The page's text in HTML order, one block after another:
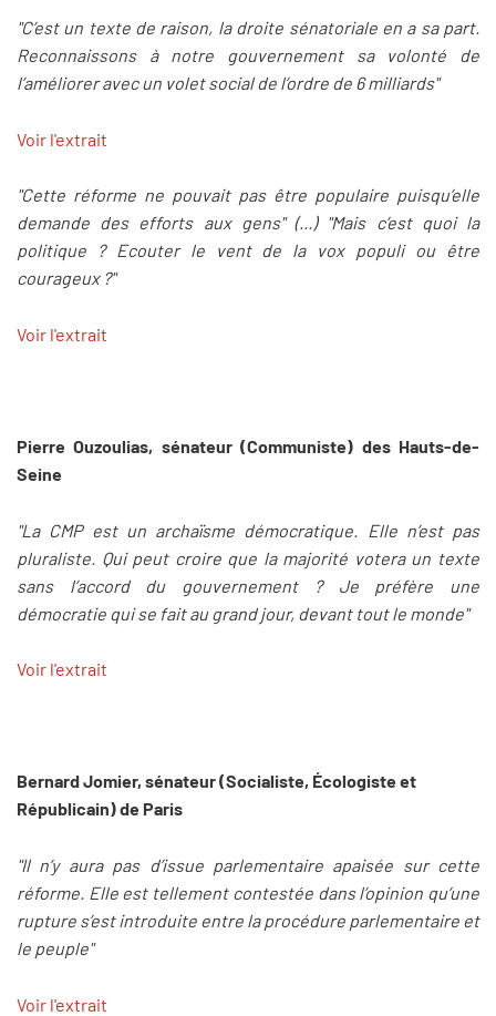
"C’est un texte de raison, la droite sénatoriale en a sa part.
Reconnaissons à notre gouvernement sa volonté de
l’améliorer avec un volet social de l’ordre de 6 milliards"
Voir l'extrait
"Cette réforme ne pouvait pas être populaire puisqu’elle
demande des efforts aux gens" (...) "Mais c’est quoi la
politique ? Ecouter le vent de la vox populi ou être
courageux ?"
Voir l'extrait
Pierre Ouzoulias, sénateur (Communiste) des Hauts-de-
Seine
"La CMP est un archaïsme démocratique. Elle n’est pas
pluraliste. Qui peut croire que la majorité votera un texte
sans l’accord du gouvernement ? Je préfère une
démocratie qui se fait au grand jour, devant tout le monde"
Voir l'extrait
Bernard Jomier, sénateur (Socialiste, Écologiste et
Républicain) de Paris
"Il n’y aura pas d’issue parlementaire apaisée sur cette
réforme. Elle est tellement contestée dans l’opinion qu’une
rupture s’est introduite entre la procédure parlementaire et
le peuple"
Voir l'extrait